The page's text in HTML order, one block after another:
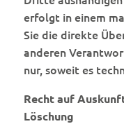
erfolgt in einem
Sie die direkte
anderen
nur, soweit es
Recht auf
Löschung